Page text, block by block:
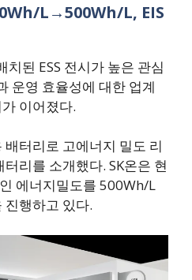
L→500Wh/L, EIS
된 ESS 전시가 높은 관심
운영 효율성에 대한 업계
이어졌다.
배터리로 고에너지 밀도 리
리를 소개했다. SK온은 현
에너지밀도를 500Wh/L
진행하고 있다.